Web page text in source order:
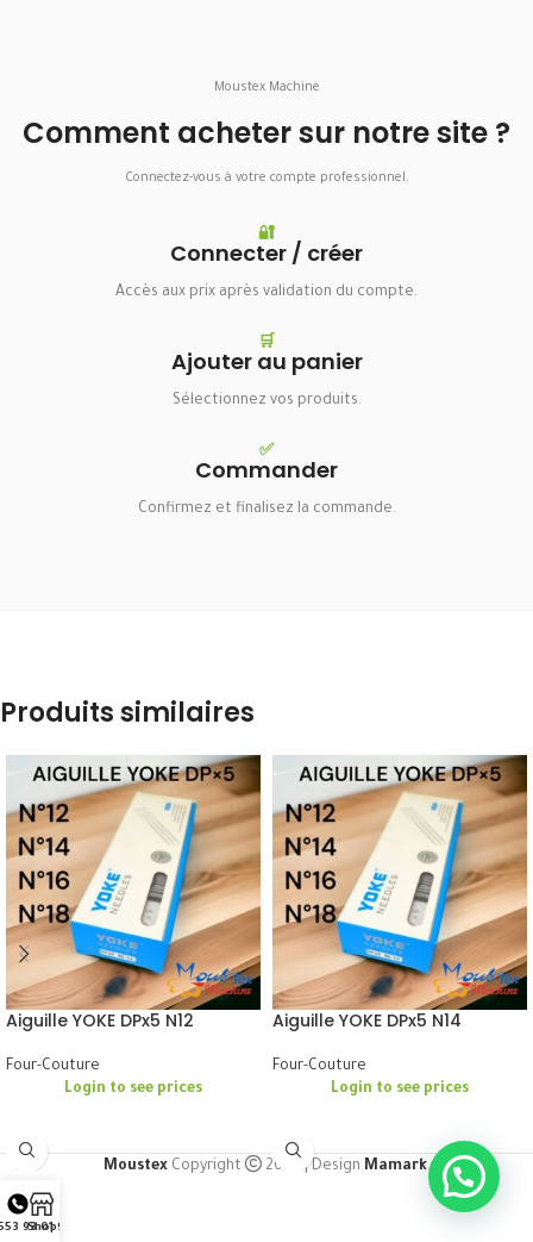
Moustex Machine
Comment acheter sur notre site ?
Connectez-vous à votre compte professionnel.
🔐
Connecter / créer
Accès aux prix après validation du compte.
🛒
Ajouter au panier
Sélectionnez vos produits.
✅
Commander
Confirmez et finalisez la commande.
Produits similaires
Aiguille YOKE DPx5 N12
Four-Couture
Login to see prices
Aiguille YOKE DPx5 N14
Four-Couture
Login to see prices
MoustexCopyright 2024 | Design Mamark.
93 01 91
Shop